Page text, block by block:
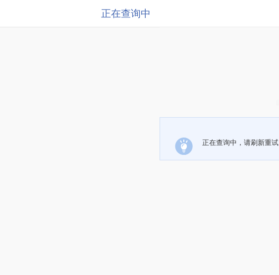
正在查询中
正在查询中，请刷新重试